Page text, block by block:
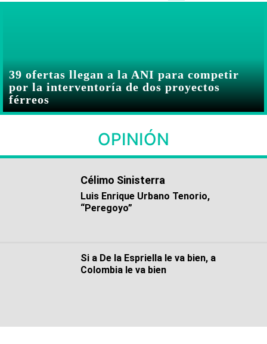
39 ofertas llegan a la ANI para competir
por la interventoría de dos proyectos
férreos
OPINIÓN
Célimo Sinisterra
Luis Enrique Urbano Tenorio,
“Peregoyo”
Si a De la Espriella le va bien, a
Colombia le va bien